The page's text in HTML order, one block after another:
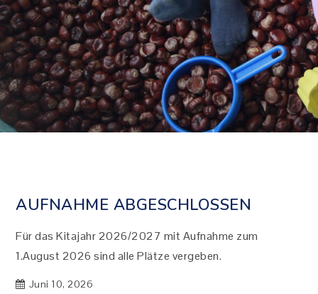
AUFNAHME ABGESCHLOSSEN
Für das Kitajahr 2026/2027 mit Aufnahme zum
1.August 2026 sind alle Plätze vergeben.
Juni 10, 2026